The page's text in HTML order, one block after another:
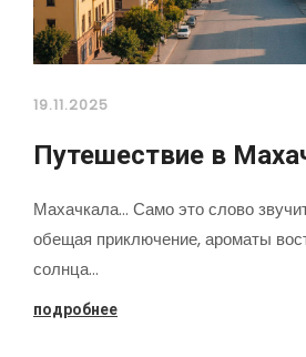
19.11.2025
Путешествие в
Махачкала... Само это слово
обещая приключение, ароматы
солнца…
подробнее